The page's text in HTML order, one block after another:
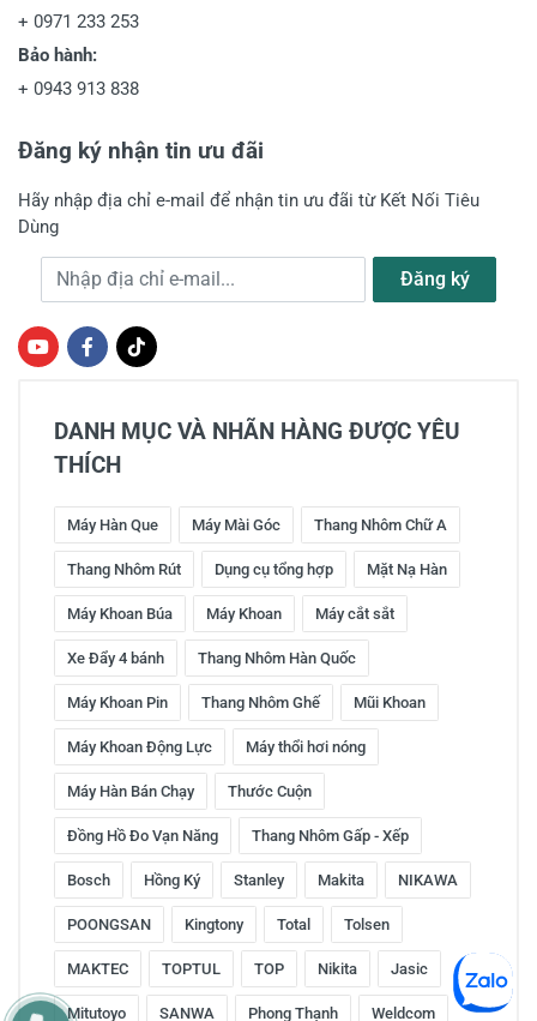
+ 0971 233 253
Bảo hành:
+ 0943 913 838
Đăng ký nhận tin ưu đãi
Hãy nhập địa chỉ e-mail để nhận tin ưu đãi từ Kết Nối Tiêu
Dùng
Địa chỉ e-mail Đăng ký
DANH MỤC VÀ NHÃN HÀNG ĐƯỢC YÊU
THÍCH
Máy Hàn Que Máy Mài Góc Thang Nhôm Chữ A
Thang Nhôm Rút Dụng cụ tổng hợp Mặt Nạ Hàn
Máy Khoan Búa Máy Khoan Máy cắt sắt
Xe Đẩy 4 bánh Thang Nhôm Hàn Quốc
Máy Khoan Pin Thang Nhôm Ghế Mũi Khoan
Máy Khoan Động Lực Máy thổi hơi nóng
Máy Hàn Bán Chạy Thước Cuộn
Đồng Hồ Đo Vạn Năng Thang Nhôm Gấp - Xếp
Bosch Hồng Ký Stanley Makita NIKAWA
POONGSAN Kingtony Total Tolsen
MAKTEC TOPTUL TOP Nikita Jasic
Mitutoyo SANWA Phong Thạnh Weldcom